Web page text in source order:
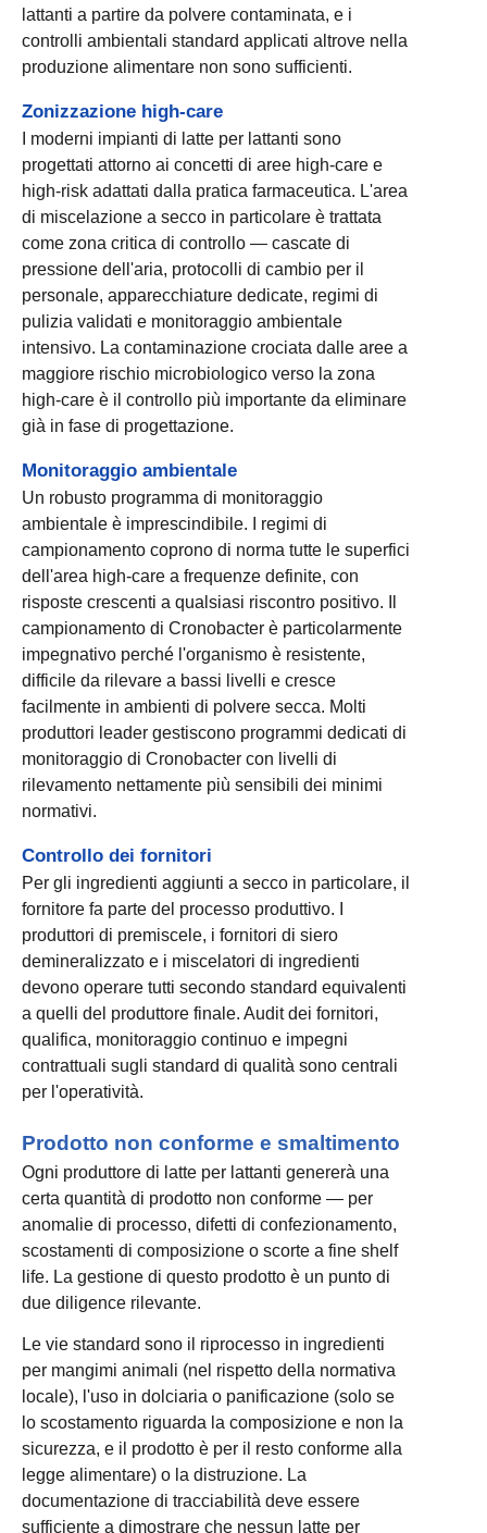
lattanti a partire da polvere contaminata, e i
controlli ambientali standard applicati altrove nella
produzione alimentare non sono sufficienti.
Zonizzazione high-care
I moderni impianti di latte per lattanti sono
progettati attorno ai concetti di aree high-care e
high-risk adattati dalla pratica farmaceutica. L'area
di miscelazione a secco in particolare è trattata
come zona critica di controllo — cascate di
pressione dell'aria, protocolli di cambio per il
personale, apparecchiature dedicate, regimi di
pulizia validati e monitoraggio ambientale
intensivo. La contaminazione crociata dalle aree a
maggiore rischio microbiologico verso la zona
high-care è il controllo più importante da eliminare
già in fase di progettazione.
Monitoraggio ambientale
Un robusto programma di monitoraggio
ambientale è imprescindibile. I regimi di
campionamento coprono di norma tutte le superfici
dell'area high-care a frequenze definite, con
risposte crescenti a qualsiasi riscontro positivo. Il
campionamento di Cronobacter è particolarmente
impegnativo perché l'organismo è resistente,
difficile da rilevare a bassi livelli e cresce
facilmente in ambienti di polvere secca. Molti
produttori leader gestiscono programmi dedicati di
monitoraggio di Cronobacter con livelli di
rilevamento nettamente più sensibili dei minimi
normativi.
Controllo dei fornitori
Per gli ingredienti aggiunti a secco in particolare, il
fornitore fa parte del processo produttivo. I
produttori di premiscele, i fornitori di siero
demineralizzato e i miscelatori di ingredienti
devono operare tutti secondo standard equivalenti
a quelli del produttore finale. Audit dei fornitori,
qualifica, monitoraggio continuo e impegni
contrattuali sugli standard di qualità sono centrali
per l'operatività.
Prodotto non conforme e smaltimento
Ogni produttore di latte per lattanti genererà una
certa quantità di prodotto non conforme — per
anomalie di processo, difetti di confezionamento,
scostamenti di composizione o scorte a fine shelf
life. La gestione di questo prodotto è un punto di
due diligence rilevante.
Le vie standard sono il riprocesso in ingredienti
per mangimi animali (nel rispetto della normativa
locale), l'uso in dolciaria o panificazione (solo se
lo scostamento riguarda la composizione e non la
sicurezza, e il prodotto è per il resto conforme alla
legge alimentare) o la distruzione. La
documentazione di tracciabilità deve essere
sufficiente a dimostrare che nessun latte per